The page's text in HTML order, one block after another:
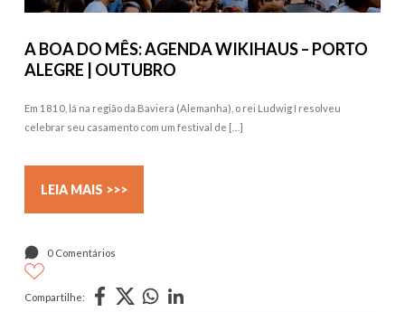
A BOA DO MÊS: AGENDA WIKIHAUS – PORTO
ALEGRE | OUTUBRO
Em 1810, lá na região da Baviera (Alemanha), o rei Ludwig I resolveu
celebrar seu casamento com um festival de […]
LEIA MAIS >>>
0 Comentários
Compartilhe: